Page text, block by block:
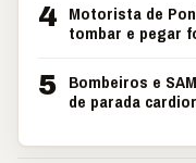
4 Motorista de
tombar e pegar
5 Bombeiros e
de parada